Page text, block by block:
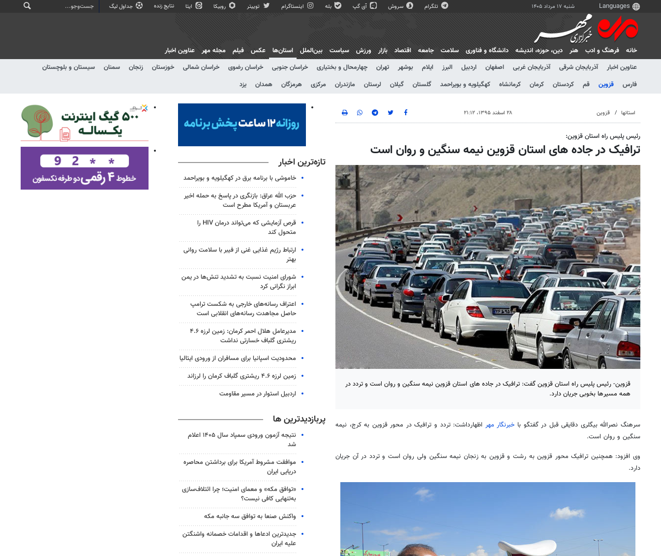
شنبه ۱۷ مرداد ۱۴۰۵ تلگرام سروش آی گپ بله اینستاگرام توییتر روبیکا ایتا نتایج زنده جداول لیگ
خانه فرهنگ و ادب هنر دين، حوزه، انديشه دانشگاه و فناوری سلامت جامعه اقتصاد بازار ورزش سیاست بین‌الملل
استان‌ها
عناوین اخبار
آذربایجان شرقی آذربایجان غربی اصفهان اردبیل البرز ایلام بوشهر تهران چهارمحال و بختیاری خراسان جنوبی خراسان رضوی خراسان شمالی خوزستان زنجان سمنان
سیستان و بلوچستان
فارس
قزوین قم کردستان کرمان کرمانشاه کهگیلویه و بویراحمد گلستان گیلان لرستان مازندران مرکزی هرمزگان همدان یزد
عکس فیلم مجله مهر عناوین اخبار
استانها قزوین ۲۸ اسفند ۱۳۹۵، ۲۱:۱۲
رئیس پلیس راه استان قزوین:
ترافیک در جاده های استان قزوین نیمه سنگین و روان است
قزوین- رئیس پلیس راه استان قزوین گفت: ترافیک در جاده های استان قزوین نیمه سنگین و روان است و تردد در
همه مسیرها بخوبی جریان دارد.
سرهنگ نصرالله بیگلری دقایقی قبل در گفتگو با خبرنگار مهر اظهارداشت: تردد و ترافیک در محور قزوین به کرج، نیمه
سنگین و روان است.
وی افزود: همچنین ترافیک محور قزوین به رشت و قزوین به زنجان نیمه سنگین ولی روان است و تردد در آن جریان
دارد.
تازه‌ترین اخبار
خاموشی با برنامه برق در کهگیلویه و بویراحمد
حزب الله عراق: بازنگری در پاسخ به حمله اخیر
عربستان و آمریکا مطرح است
قرص آزمایشی که می‌تواند درمان HIV را
متحول کند
ارتباط رژیم غذایی غنی از فیبر با سلامت روانی
بهتر
شورای امنیت نسبت به تشدید تنش‌ها در یمن
ابراز نگرانی کرد
اعتراف رسانه‌های خارجی به شکست ترامپ
حاصل مجاهدت رسانه‌های انقلابی است
مدیرعامل هلال احمر کرمان: زمین لرزه ۴.۶
ریشتری گلباف خسارتی نداشت
محدودیت اسپانیا برای مسافران از ورودی ایتالیا
زمین لرزه ۴.۶ ریشتری گلباف کرمان را لرزاند
اردبیل استوار در مسیر مقاومت
پربازدیدترین ها
نتیجه آزمون ورودی سمپاد سال ۱۴۰۵ اعلام
شد
موافقت مشروط آمریکا برای برداشتن محاصره
دریایی ایران
«توافق مکه» و معمای امنیت؛ چرا ائتلاف‌سازی
به‌تنهایی کافی نیست؟
واکنش صنعا به توافق سه جانبه مکه
جدیدترین ادعاها و اقدامات خصمانه واشنگتن
علیه ایران